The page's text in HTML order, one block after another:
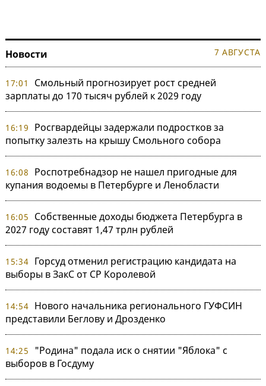
Новости 7 АВГУСТА
17:01
Смольный прогнозирует рост средней
зарплаты до 170 тысяч рублей к 2029 году
16:19
Росгвардейцы задержали подростков за
попытку залезть на крышу Смольного собора
16:08
Роспотребнадзор не нашел пригодные для
купания водоемы в Петербурге и Ленобласти
16:05
Собственные доходы бюджета Петербурга в
2027 году составят 1,47 трлн рублей
15:34 Горсуд отменил регистрацию кандидата на
выборы в ЗакС от СР Королевой
14:54 Нового начальника регионального ГУФСИН
представили Беглову и Дрозденко
14:25
"Родина" подала иск о снятии "Яблока" с
выборов в Госдуму